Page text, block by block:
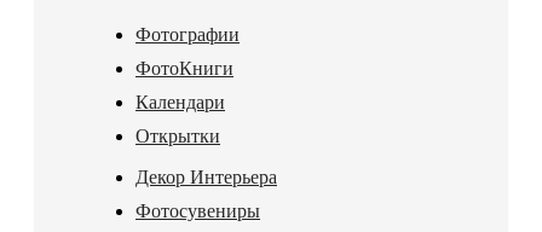
Фотографии
ФотоКниги
Календари
Открытки
Декор Интерьера
Фотосувениры